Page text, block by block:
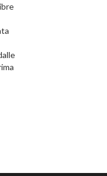
di Prato: il
industriale
il riciclo
del tessile